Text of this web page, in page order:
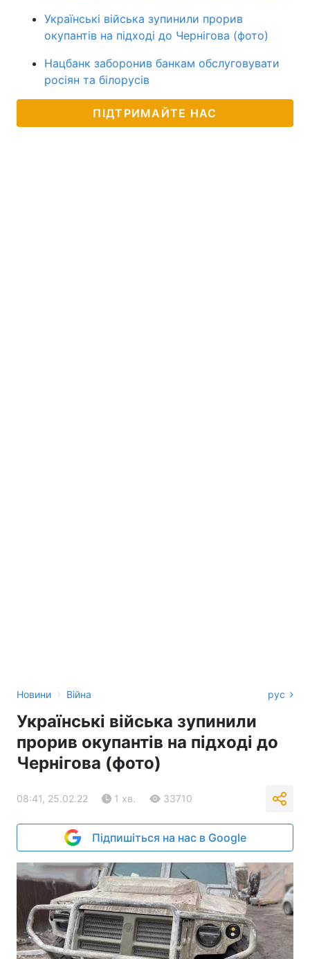
Українські війська зупинили прорив
окупантів на підході до Чернігова (фото)
Нацбанк заборонив банкам обслуговувати
росіян та білорусів
ПІДТРИМАЙТЕ НАС
Новини › Війна рус
Українські війська зупинили
прорив окупантів на підході до
Чернігова (фото)
08:41, 25.02.22 1 хв. 33710
Підпишіться на нас в Google